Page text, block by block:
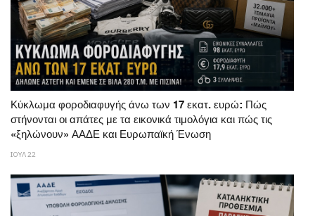
Κύκλωμα φοροδιαφυγής άνω των 17 εκατ. ευρώ: Πώς
στήνονται οι απάτες με τα εικονικά τιμολόγια και πώς τις
«ξηλώνουν» ΑΑΔΕ και Ευρωπαϊκή Ένωση
ΙΟΥΛ 22